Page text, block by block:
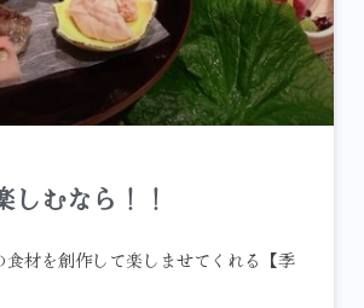
しむなら！！
食材を創作して楽しませてくれる【季